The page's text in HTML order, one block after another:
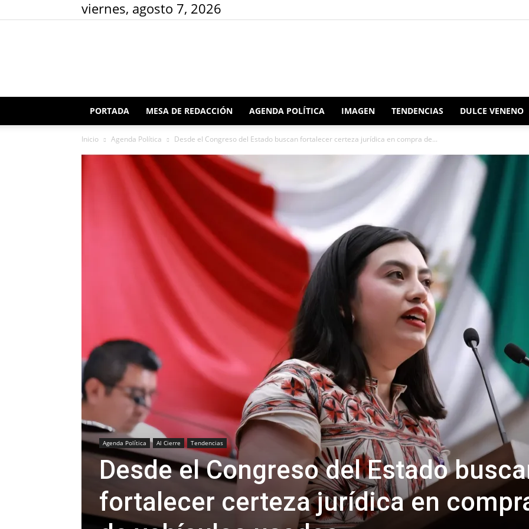
viernes, agosto 7, 2026
Redacción
PORTADA MESA DE REDACCIÓN AGENDA POLÍTICA IMAGEN TENDENCIAS DULCE VENENO
Inicio Agenda Política Desde el Congreso del Estado buscan fortalecer certeza jurídica en compra de...
Agenda Política Al Cierre Tendencias
Desde el Congreso del Estado
fortalecer certeza jurídica en